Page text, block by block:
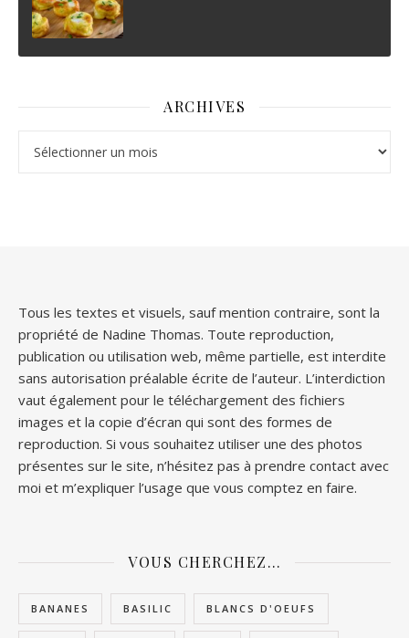
ARCHIVES
Tous les textes et visuels, sauf mention contraire, sont la
propriété de Nadine Thomas. Toute reproduction,
publication ou utilisation web, même partielle, est interdite
sans autorisation préalable écrite de l’auteur. L’interdiction
vaut également pour le téléchargement des fichiers
images et la copie d’écran qui sont des formes de
reproduction. Si vous souhaitez utiliser une des photos
présentes sur le site, n’hésitez pas à prendre contact avec
moi et m’expliquer l’usage que vous comptez en faire.
VOUS CHERCHEZ…
BANANES BASILIC BLANCS D'OEUFS